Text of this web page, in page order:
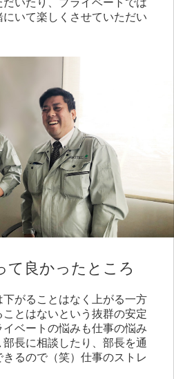
いて楽しくさせていただい
て良かったところ
がることはなく上がる一方
とはないという抜群の安定
ベートの悩みも仕事の悩み
長に相談したり、部長を通
るので（笑）仕事のストレ